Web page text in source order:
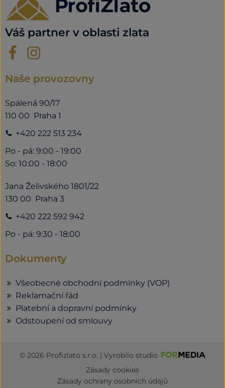
Váš partner v oblasti zlata
Naše provozovny
Spálená 90/17
110 00 Praha 1
+420 222 513 234
Po - pá: 9:00 - 19:00
So: 10:00 - 18:00
Jana Želivského 1801/22
130 00 Praha 3
+420 222 592 942
Po - pá: 9:30 - 18:00
Dokumenty
Všeobecné obchodní podmínky (VOP)
Reklamační řád
Platební a dopravní podmínky
Odstoupení od smlouvy
© 2026 Profizlato s.r.o. | Vyrobilo studio
Zásady cookies
Zásady ochrany osobních údajů